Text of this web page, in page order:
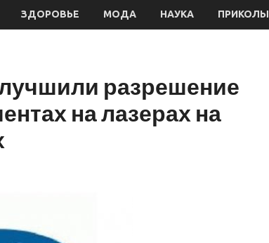
ЗДОРОВЬЕ МОДА НАУКА ПРИКОЛЫ
разрешение
на лазерах на